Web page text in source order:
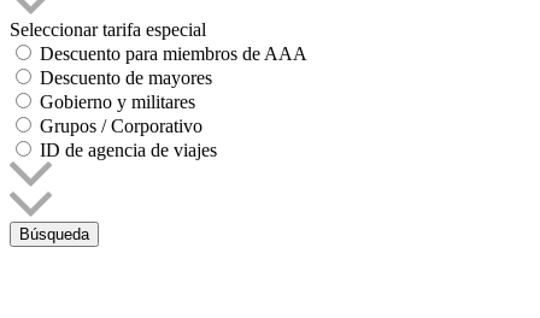
Seleccionar tarifa especial
Descuento para miembros de AAA
Descuento de mayores
Gobierno y militares
Grupos / Corporativo
ID de agencia de viajes
Búsqueda